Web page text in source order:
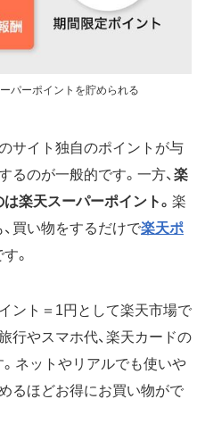
パーポイントを貯められる
サイト独自のポイントが与
るのが一般的です。一方、 楽
楽天スーパーポイント。 楽
買い物をするだけで楽天ポ
。
ント＝1円として楽天市場で
行やスマホ代、楽天カードの
ネットやリアルでも使いや
るほどお得にお買い物がで